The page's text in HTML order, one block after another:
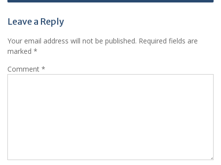
Leave a Reply
Your email address will not be published. Required fields are
marked *
Comment *